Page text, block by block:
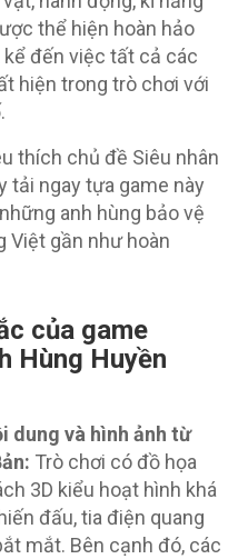
thể hiện hoàn hảo
đến việc tất cả các
hiện trong trò chơi với
thích chủ đề Siêu nhân
tải ngay tựa game này
anh hùng bảo vệ
Việt gần như hoàn
của game
Hùng Huyền
dung và hình ảnh từ
Trò chơi có đồ họa
3D kiểu hoạt hình khá
đấu, tia điện quang
mắt. Bên cạnh đó, các